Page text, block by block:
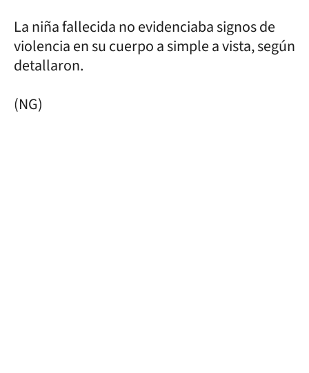
La niña fallecida no evidenciaba signos de
violencia en su cuerpo a simple a vista, según
detallaron.
(NG)